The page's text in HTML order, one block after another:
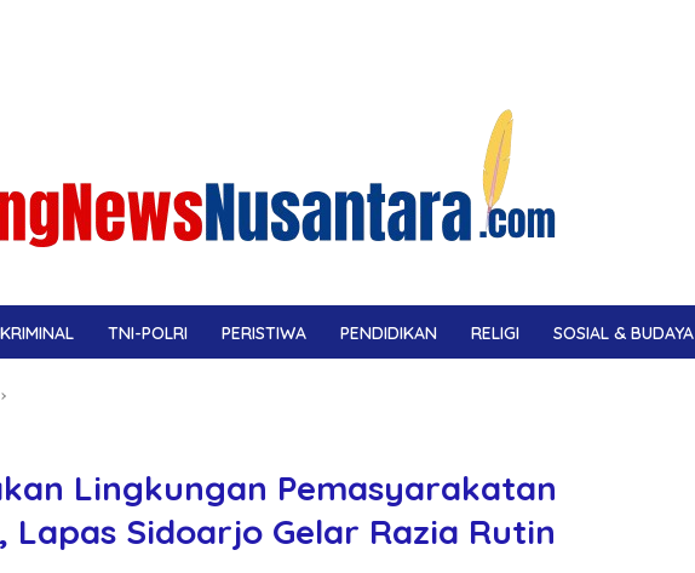
TNI-POLRI PERISTIWA PENDIDIKAN RELIGI SOSIAL & BUDAYA
Lingkungan Pemasyarakatan
Lapas Sidoarjo Gelar Razia Rutin